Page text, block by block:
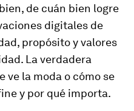
de cuán bien logre
digitales de
propósito y valores
La verdadera
ve la moda o cómo se
y por qué importa.